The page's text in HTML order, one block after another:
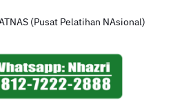
(Pusat Pelatihan NAsional)